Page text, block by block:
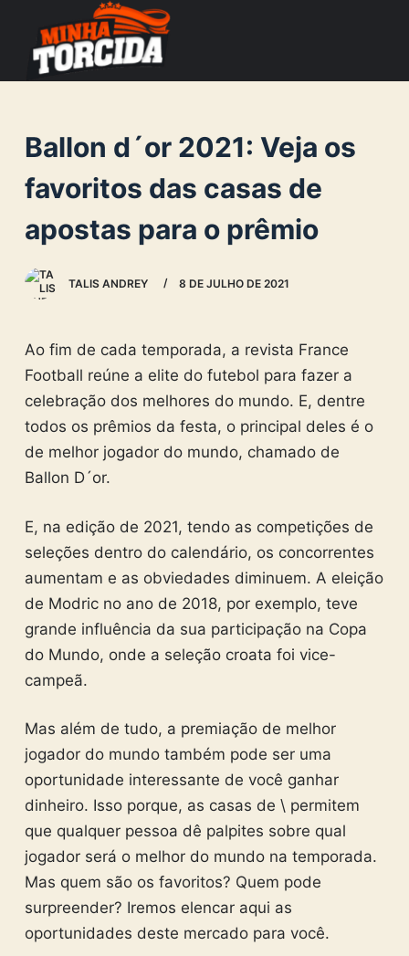
o
n
e
Ballon d´or 2021: Veja os
favoritos das casas de
apostas para o prêmio
TALIS ANDREY 8 DE JULHO DE 2021
Ao fim de cada temporada, a revista France
Football reúne a elite do futebol para fazer a
celebração dos melhores do mundo. E, dentre
todos os prêmios da festa, o principal deles é o
de melhor jogador do mundo, chamado de
Ballon D´or.
E, na edição de 2021, tendo as competições de
seleções dentro do calendário, os concorrentes
aumentam e as obviedades diminuem. A eleição
de Modric no ano de 2018, por exemplo, teve
grande influência da sua participação na Copa
do Mundo, onde a seleção croata foi vice-
campeã.
Mas além de tudo, a premiação de melhor
jogador do mundo também pode ser uma
oportunidade interessante de você ganhar
dinheiro. Isso porque, as casas de \ permitem
que qualquer pessoa dê palpites sobre qual
jogador será o melhor do mundo na temporada.
Mas quem são os favoritos? Quem pode
surpreender? Iremos elencar aqui as
oportunidades deste mercado para você.